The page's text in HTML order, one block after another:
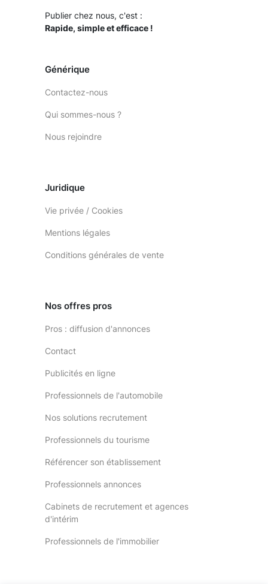
Publier chez nous, c'est :
Rapide, simple et efficace !
Générique
Contactez-nous
Qui sommes-nous ?
Nous rejoindre
Juridique
Vie privée / Cookies
Mentions légales
Conditions générales de vente
Nos offres pros
Pros : diffusion d'annonces
Contact
Publicités en ligne
Professionnels de l'automobile
Nos solutions recrutement
Professionnels du tourisme
Référencer son établissement
Professionnels annonces
Cabinets de recrutement et agences
d'intérim
Professionnels de l'immobilier